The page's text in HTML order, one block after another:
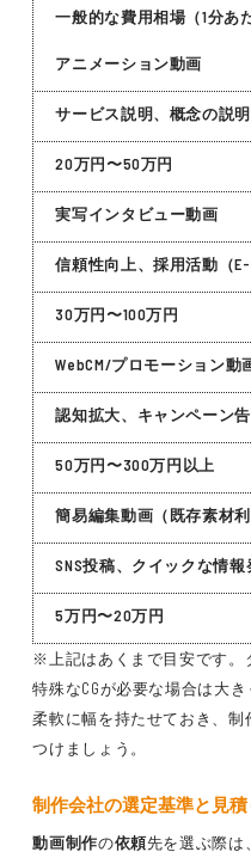
一般的な費用相場（1分あ
アニメーション動画
サービス説明、概念の説明
20万円〜50万円
実写インタビュー動画
信頼性向上、採用活動（E-
30万円〜100万円
WebCM/プロモーション動
認知拡大、キャンペーン
50万円〜300万円以上
簡易編集動画（既存素材利
SNS投稿、クイックな情報
5万円〜20万円
※上記はあくまで目安です。
特殊なCGが必要な場合は大
柔軟に幅を持たせておき、制
つけましょう。
制作会社の選定基準と見
動画制作の依頼先を選ぶ際は